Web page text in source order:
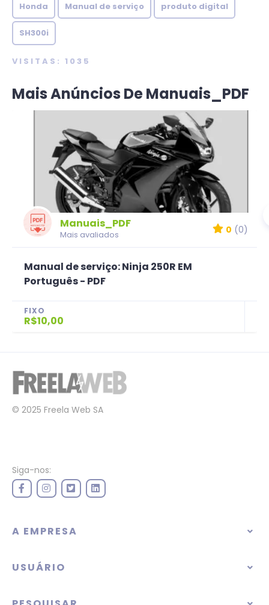
Honda
Manual de serviço produto digital
SH300i
VISITAS: 1035
Mais Anúncios De Manuais_PDF
Manuais_PDF
Mais avaliados 0 (0)
Manual de serviço: Ninja 250R EM
Português - PDF
FIXO
R$10,00
© 2025 Freela Web SA
Siga-nos:
A EMPRESA
USUÁRIO